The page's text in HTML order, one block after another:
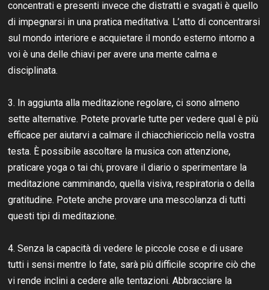
concentrati e presenti invece che distratti e svagati è quello
di impegnarsi in una pratica meditativa. L’atto di concentrarsi
sul mondo interiore e acquietare il mondo esterno intorno a
voi è una delle chiavi per avere una mente calma e
disciplinata.
3. In aggiunta alla meditazione regolare, ci sono almeno
sette alternative. Potete provarle tutte per vedere qual è più
efficace per aiutarvi a calmare il chiacchiericcio nella vostra
testa. È possibile ascoltare la musica con attenzione,
praticare yoga o tai chi, provare il diario o sperimentare la
meditazione camminando, quella visiva, respiratoria o della
gratitudine. Potete anche provare una mescolanza di tutti
questi tipi di meditazione.
4. Senza la capacità di vedere le piccole cose e di usare
tutti i sensi mentre lo fate, sarà più difficile scoprire ciò che
vi rende inclini a cedere alle tentazioni. Abbracciare la